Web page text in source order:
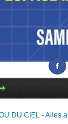
DU CIEL - Ailes